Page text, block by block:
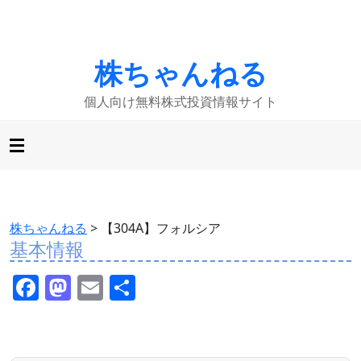
株ちゃんねる
個人向け無料株式投資情報サイト
株ちゃんねる > 【304A】フォルシア
基本情報
F M E